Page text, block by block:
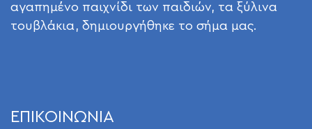
αγαπημένο παιχνίδι των παιδιών, τα ξύλινα
τουβλάκια, δημιουργήθηκε το σήμα μας.
ΕΠΙΚΟΙΝΩΝΙΑ